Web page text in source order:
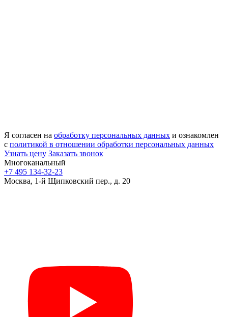
Я согласен на обработку персональных данных и ознакомлен
с политикой в отношении обработки персональных данных
Узнать цену Заказать звонок
Многоканальный
+7 495 134-32-23
Москва, 1-й Щипковский пер., д. 20